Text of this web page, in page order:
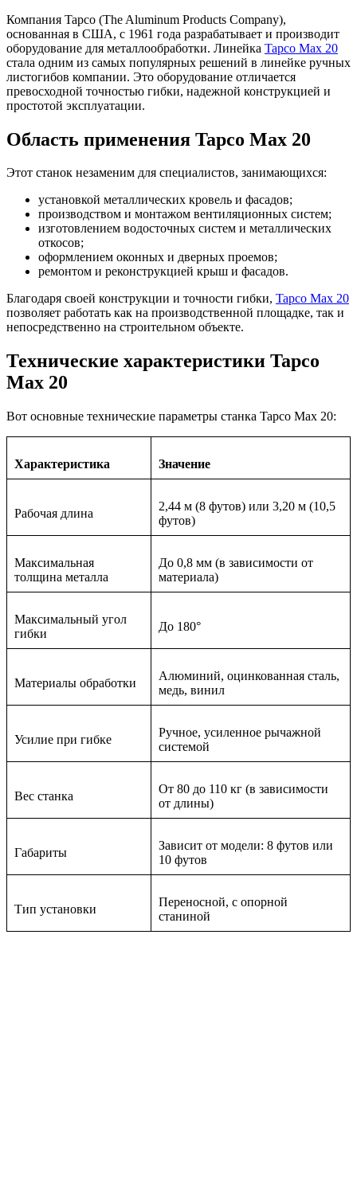
Компания Tapco (The Aluminum Products Company),
основанная в США, с 1961 года разрабатывает и производит
оборудование для металлообработки. Линейка Tapco Max 20
стала одним из самых популярных решений в линейке ручных
листогибов компании. Это оборудование отличается
превосходной точностью гибки, надежной конструкцией и
простотой эксплуатации.
Область применения Tapco Max 20
Этот станок незаменим для специалистов, занимающихся:
установкой металлических кровель и фасадов;
производством и монтажом вентиляционных систем;
изготовлением водосточных систем и металлических
откосов;
оформлением оконных и дверных проемов;
ремонтом и реконструкцией крыш и фасадов.
Благодаря своей конструкции и точности гибки, Tapco Max 20
позволяет работать как на производственной площадке, так и
непосредственно на строительном объекте.
Технические характеристики Tapco
Max 20
Вот основные технические параметры станка Tapco Max 20:
Характеристика Значение
Рабочая длина
2,44 м (8 футов) или 3,20 м (10,5
футов)
Максимальная
толщина металла
До 0,8 мм (в зависимости от
материала)
Максимальный угол
гибки
До 180°
Материалы обработки
Алюминий, оцинкованная сталь,
медь, винил
Усилие при гибке
Ручное, усиленное рычажной
системой
Вес станка
От 80 до 110 кг (в зависимости
от длины)
Габариты
Зависит от модели: 8 футов или
10 футов
Тип установки
Переносной, с опорной
станиной